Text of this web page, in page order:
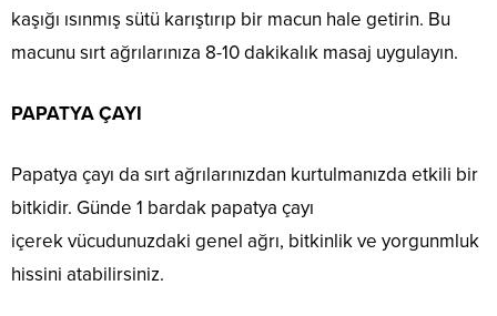
kaşığı ısınmış sütü karıştırıp bir macun hale getirin. Bu
macunu sırt ağrılarınıza 8-10 dakikalık masaj uygulayın.
PAPATYA ÇAYI
Papatya çayı da sırt ağrılarınızdan kurtulmanızda etkili bir
bitkidir. Günde 1 bardak papatya çayı
içerek vücudunuzdaki genel ağrı, bitkinlik ve yorgunmluk
hissini atabilirsiniz.